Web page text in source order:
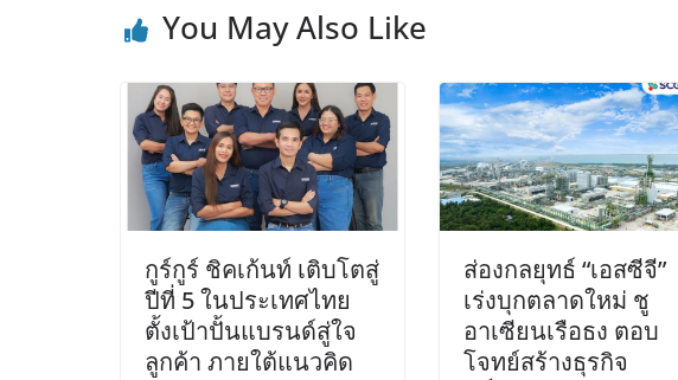
You May Also Like
กูร์กูร์ ชิคเก้นท์ เติบโตสู่
ปีที่ 5 ในประเทศไทย
ตั้งเป้าปั้นแบรนด์สู่ใจ
ลูกค้า ภายใต้แนวคิด
ส่องกลยุทธ์ “เอสซีจี”
เร่งบุกตลาดใหม่ ชู
อาเซียนเรือธง ตอบ
โจทย์สร้างธุรกิจ